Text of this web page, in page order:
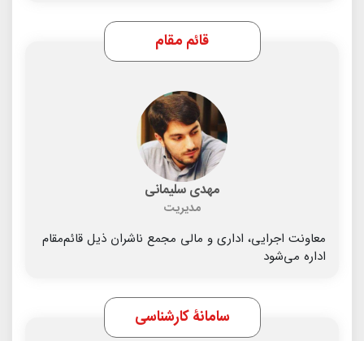
قائم مقام
مهدی سلیمانی
مدیریت
معاونت اجرایی، اداری و مالی مجمع ناشران ذیل قائم‌مقام
اداره می‌شود
سامانۀ کارشناسی